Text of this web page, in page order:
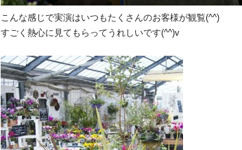
こんな感じで実演はいつもたくさんのお客様が観覧(^^)
すごく熱心に見てもらってうれしいです(^^)v